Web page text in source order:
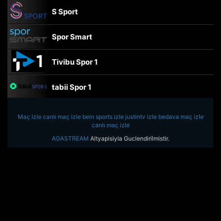
S Sport
Spor Smart
Tivibu Spor 1
tabii Spor 1
TRT Spor
beIN Sports Haber
Maç izle canlı maç izle bein sports izle justintv izle bedava maç izle
canlı maç izle
AGASTREAM Altyapisiyla Guclendirilmistir.